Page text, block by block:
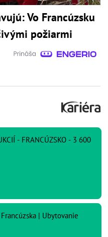
Vo Francúzsku
požiarmi
- FRANCÚZSKO - 3 600
| Ubytovanie